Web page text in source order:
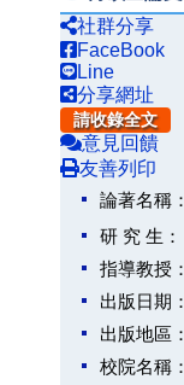
社群分享
FaceBook
Line
分享網址
請收錄全文
意見回饋
友善列印
論著名稱：
研 究 生：
指導教授：
出版日期：
出版地區：
校院名稱：